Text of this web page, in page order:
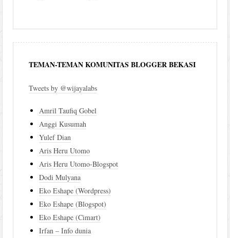
TEMAN-TEMAN KOMUNITAS BLOGGER BEKASI
Tweets by @wijayalabs
Amril Taufiq Gobel
Anggi Kusumah
Yulef Dian
Aris Heru Utomo
Aris Heru Utomo-Blogspot
Dodi Mulyana
Eko Eshape (Wordpress)
Eko Eshape (Blogspot)
Eko Eshape (Cimart)
Irfan – Info dunia